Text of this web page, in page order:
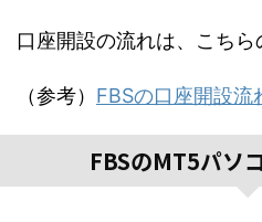
口座開設の流れは、こちら
（参考） FBSの口座開設流
FBSのMT5パソ